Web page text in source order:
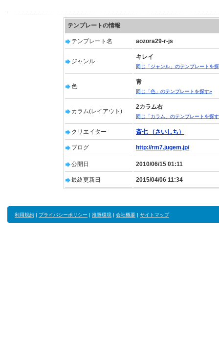
テンプレートの情報
テンプレート名 aozora29-r-js
ジャンル
キレイ
同じ「ジャンル」のテンプレートを
色
青
同じ「色」のテンプレートを探す»
カラム(レイアウト)
2カラム右
同じ「カラム」のテンプレートを探
クリエイター 斎七 （さいしち）
ブログ http://rm7.jugem.jp/
公開日 2010/06/15 01:11
最終更新日 2015/04/06 11:34
利用規約 | プライバシーポリシー | 推奨環境 | 会社概要 | サイトマップ